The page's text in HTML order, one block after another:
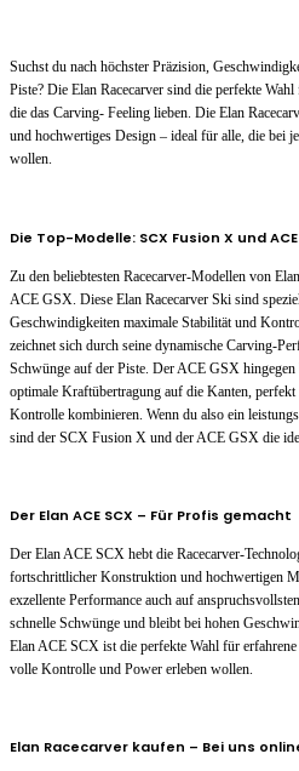
Suchst du nach höchster Präzision,
Piste? Die Elan Racecarver sind die perfekte
die das Carving- Feeling lieben. Die Elan
und hochwertiges Design – ideal für alle, die bei
wollen.
Die Top-Modelle: SCX Fusion X und ACE
Zu den beliebtesten Racecarver-Modellen von
ACE GSX. Diese Elan Racecarver Ski sind
Geschwindigkeiten maximale Stabilität und
zeichnet sich durch seine dynamische Carving-
Schwünge auf der Piste. Der ACE GSX
optimale Kraftübertragung auf die Kanten,
Kontrolle kombinieren. Wenn du also ein
sind der SCX Fusion X und der ACE GSX die
Der Elan ACE SCX – Für Profis gemacht
Der Elan ACE SCX hebt die Racecarver-
fortschrittlicher Konstruktion und hochwertigen
exzellente Performance auch auf
schnelle Schwünge und bleibt bei hohen
Elan ACE SCX ist die perfekte Wahl für
volle Kontrolle und Power erleben wollen.
Elan Racecarver kaufen – Bei uns